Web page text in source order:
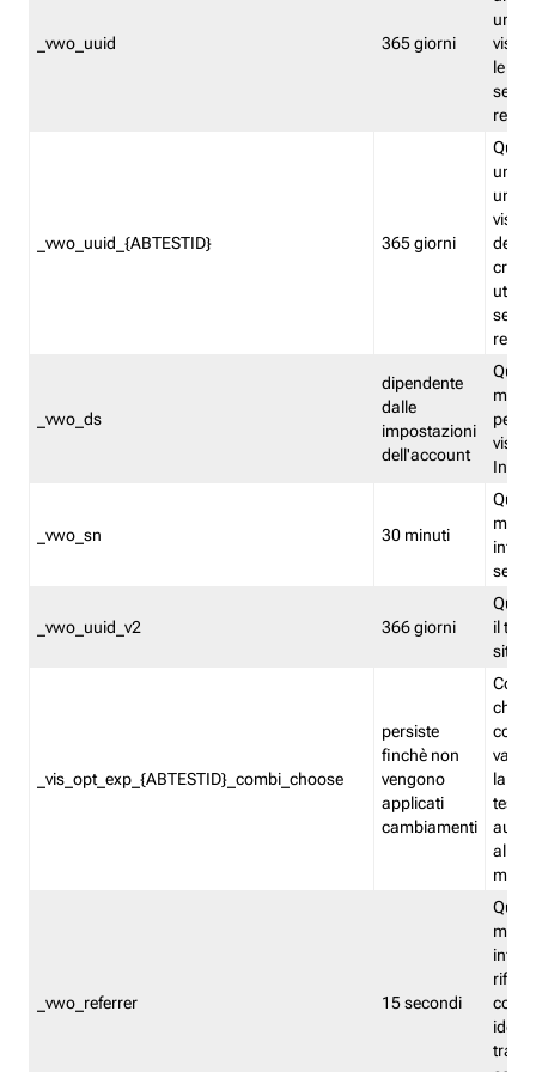
_vwo_uuid 365 giorni
le
_vwo_uuid_{ABTESTID} 365 giorni
un
del
_vwo_ds
dipendente
dalle
impostazioni
dell'account
_vwo_sn 30 minuti
_vwo_uuid_v2 366 giorni
il
sito
_vis_opt_exp_{ABTESTID}_combi_choose
persiste
finchè non
vengono
applicati
cambiamenti
che
la
test.
_vwo_referrer 15 secondi